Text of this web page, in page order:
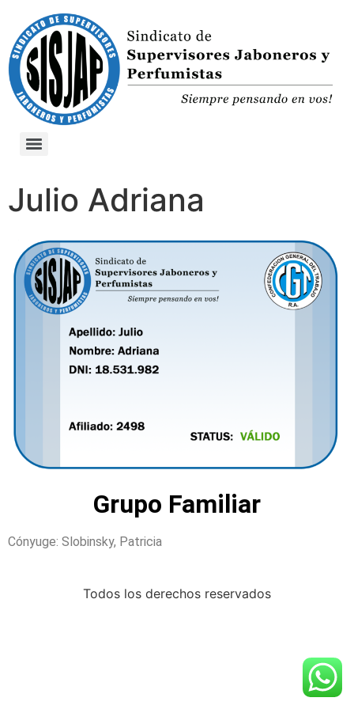
Julio Adriana
Grupo Familiar
Cónyuge: Slobinsky, Patricia
Todos los derechos reservados